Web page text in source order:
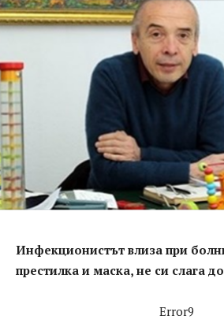
Инфекционистът влиза при
престилка и маска, не си слага
Error9